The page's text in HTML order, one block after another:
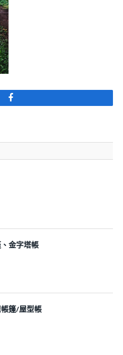
Facebook
金字塔帳
篷/屋型帳